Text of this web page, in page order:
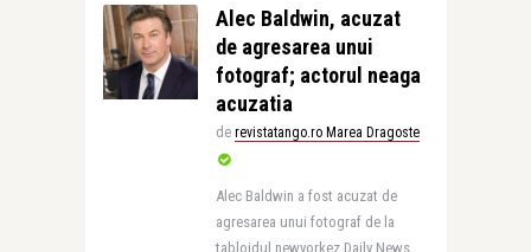
Alec Baldwin, acuzat
de agresarea unui
fotograf; actorul neaga
acuzatia
de revistatango.ro Marea Dragoste
Alec Baldwin a fost acuzat de
agresarea unui fotograf de la
tabloidul newyorkez Daily News,